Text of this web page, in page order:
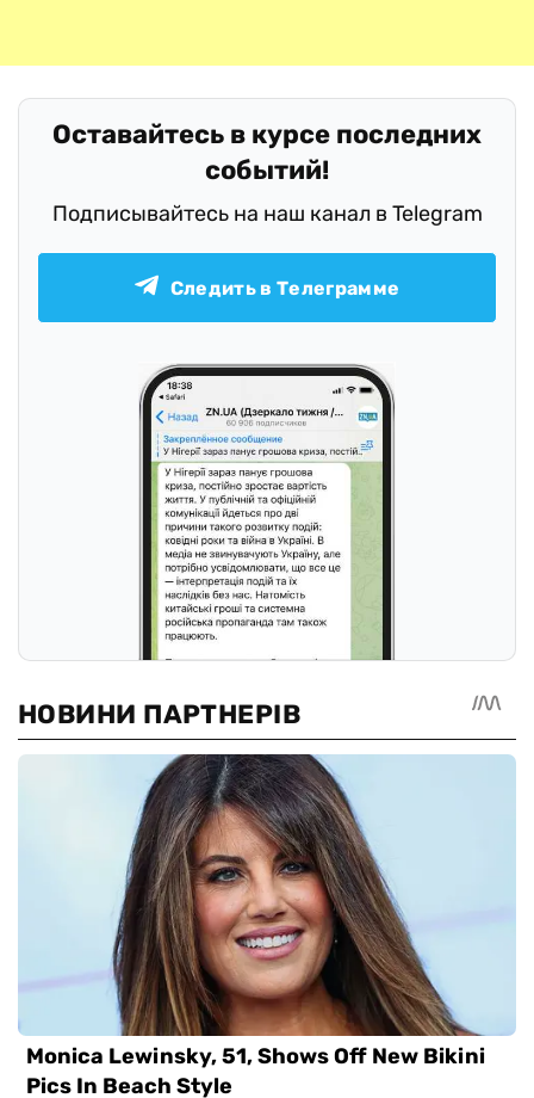
Оставайтесь в курсе последних
событий!
Подписывайтесь на наш канал в Telegram
Следить в Телеграмме